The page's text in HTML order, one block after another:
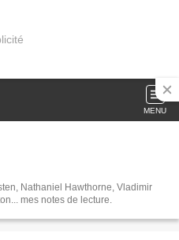
MENU
Nathaniel Hawthorne, Vladimir
mes notes de lecture.